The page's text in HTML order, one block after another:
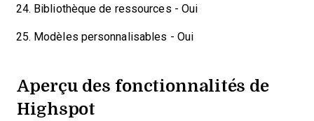
Bibliothèque de ressources - Oui
Modèles personnalisables - Oui
Aperçu des fonctionnalités de
Highspot